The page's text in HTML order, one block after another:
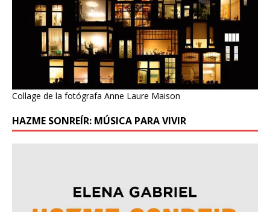
Collage de la fotógrafa Anne Laure Maison
HAZME SONREÍR: MÚSICA PARA VIVIR